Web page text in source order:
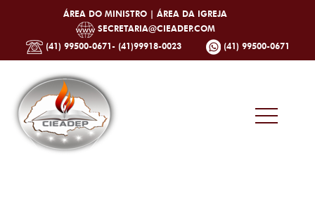
ÁREA DO MINISTRO | ÁREA DA IGREJA
SECRETARIA@CIEADEP.COM
(41) 99500-0671- (41)99918-0023
(41) 99500-0671